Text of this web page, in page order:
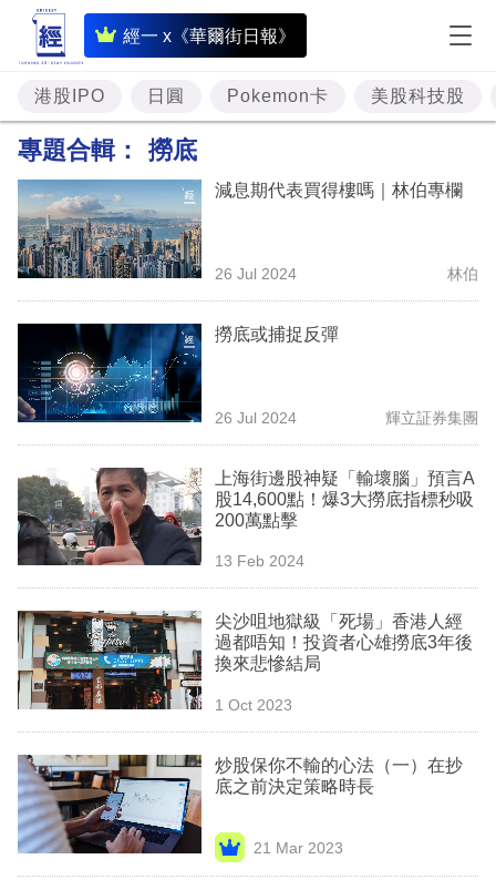
經一 x《華爾街日報》
即
時
財
經
題
投
資
樓
市
理
商
業
科
技
職
場
生
時
事
港股IPO 日圓 Pokemon卡 美股科技股
專題合輯： 撈底
減息期代表買得樓嗎｜林伯專欄
26 Jul 2024 林伯
撈底或捕捉反彈
26 Jul 2024 輝立証券集團
上海街邊股神疑「輸壞腦」預言A
股14,600點！爆3大撈底指標秒吸
200萬點擊
13 Feb 2024
尖沙咀地獄級「死場」香港人經
過都唔知！投資者心雄撈底3年後
換來悲慘結局
1 Oct 2023
炒股保你不輸的心法（一）在抄
底之前決定策略時長
21 Mar 2023